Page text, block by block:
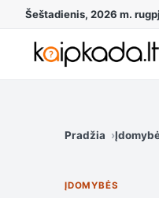
Šeštadienis, 2026 m.
Pradžia
ĮDOMYBĖS